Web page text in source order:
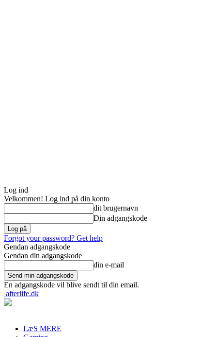
Log ind
Velkommen! Log ind på din konto
dit brugernavn
Din adgangskode
Forgot your password? Get help
Gendan adgangskode
Gendan din adgangskode
din e-mail
En adgangskode vil blive sendt til din email.
afterlife.dk
LæS MERE